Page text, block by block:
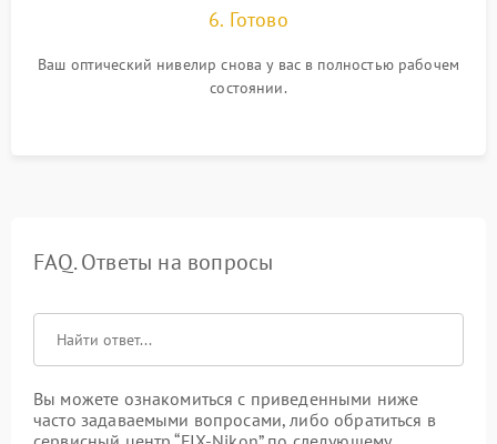
6. Готово
Ваш оптический нивелир снова у вас в полностью рабочем
состоянии.
FAQ. Ответы на вопросы
Вы можете ознакомиться с приведенными ниже
часто задаваемыми вопросами, либо обратиться в